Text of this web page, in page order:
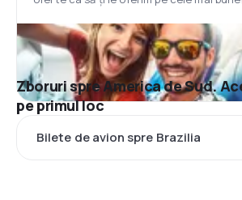
Zboruri spre America de Sud.
pe primul loc
Bilete de avion spre Brazilia